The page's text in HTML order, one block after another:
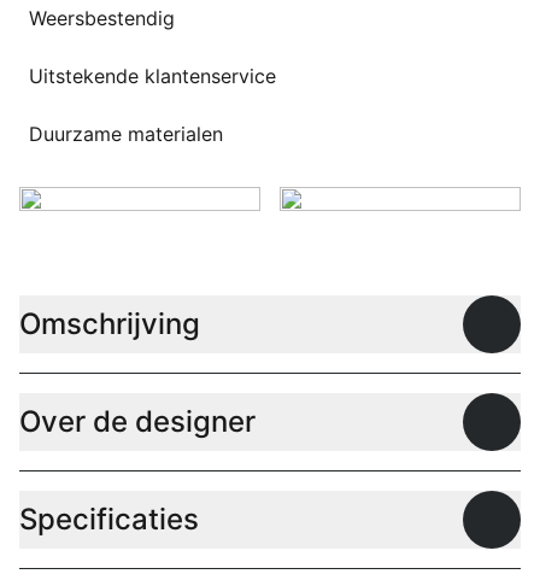
Weersbestendig
Uitstekende klantenservice
Duurzame materialen
Omschrijving
Over de designer
Specificaties